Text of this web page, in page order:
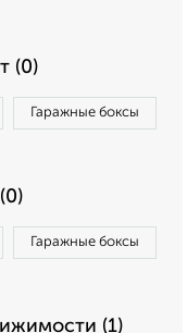
(0)
Гаражные боксы
Гаражные боксы
(1)